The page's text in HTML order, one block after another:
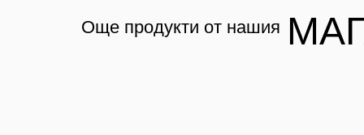
Още продукти от нашия